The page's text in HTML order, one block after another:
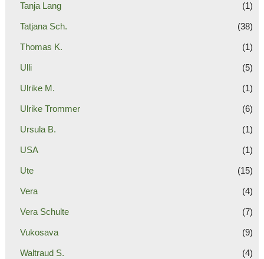
Tanja Lang (1)
Tatjana Sch. (38)
Thomas K. (1)
Ulli (5)
Ulrike M. (1)
Ulrike Trommer (6)
Ursula B. (1)
USA (1)
Ute (15)
Vera (4)
Vera Schulte (7)
Vukosava (9)
Waltraud S. (4)